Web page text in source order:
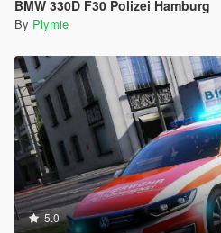
BMW 330D F30 Polizei Hamburg
By Plymie
5.0